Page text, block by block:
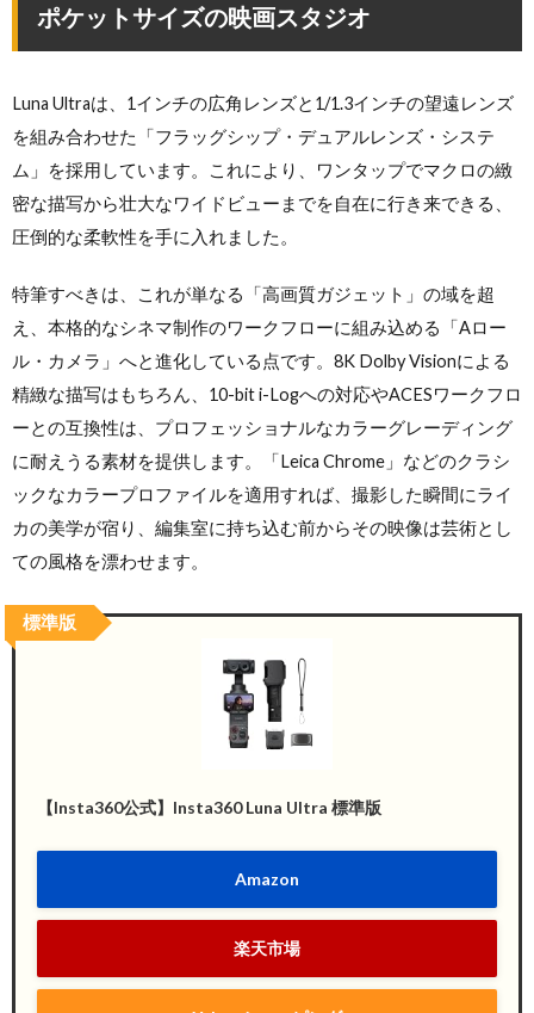
ポケットサイズの映画スタジオ
Luna Ultraは、1インチの広角レンズと1/1.3インチの望遠レンズ
を組み合わせた「フラッグシップ・デュアルレンズ・システ
ム」を採用しています。これにより、ワンタップでマクロの緻
密な描写から壮大なワイドビューまでを自在に行き来できる、
圧倒的な柔軟性を手に入れました。
特筆すべきは、これが単なる「高画質ガジェット」の域を超
え、本格的なシネマ制作のワークフローに組み込める「Aロー
ル・カメラ」へと進化している点です。8K Dolby Visionによる
精緻な描写はもちろん、10-bit i-Logへの対応やACESワークフロ
ーとの互換性は、プロフェッショナルなカラーグレーディング
に耐えうる素材を提供します。「Leica Chrome」などのクラシ
ックなカラープロファイルを適用すれば、撮影した瞬間にライ
カの美学が宿り、編集室に持ち込む前からその映像は芸術とし
ての風格を漂わせます。
【Insta360公式】Insta360 Luna Ultra 標準版
Amazon
楽天市場
標準版